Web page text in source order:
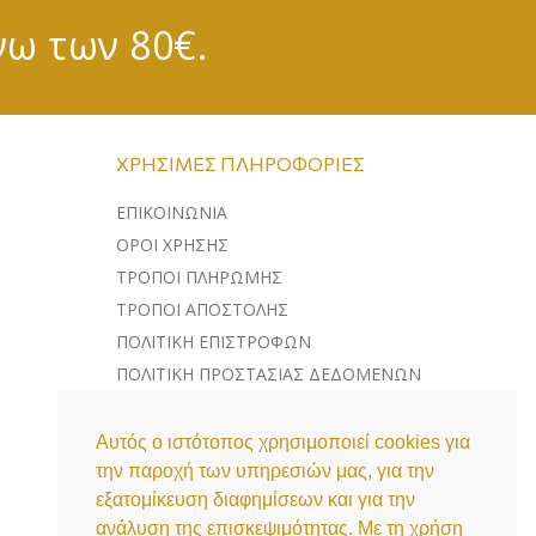
Αυτός ο ιστότοπος χρησιμοποιεί cookies για
την παροχή των υπηρεσιών μας, για την
εξατομίκευση διαφημίσεων και για την
ανάλυση της επισκεψιμότητας. Με τη χρήση
των 80€.
ΧΡΉΣΙΜΕΣ ΠΛΗΡΟΦΟΡΊΕΣ
ΕΠΙΚΟΙΝΩΝΊΑ
ΌΡΟΙ ΧΡΉΣΗΣ
ΤΡΌΠΟΙ ΠΛΗΡΩΜΉΣ
ΤΡΌΠΟΙ ΑΠΟΣΤΟΛΉΣ
ΠΟΛΙΤΙΚΉ ΕΠΙΣΤΡΟΦΏΝ
ΠΟΛΙΤΙΚΉ ΠΡΟΣΤΑΣΊΑΣ ΔΕΔΟΜΈΝΩΝ